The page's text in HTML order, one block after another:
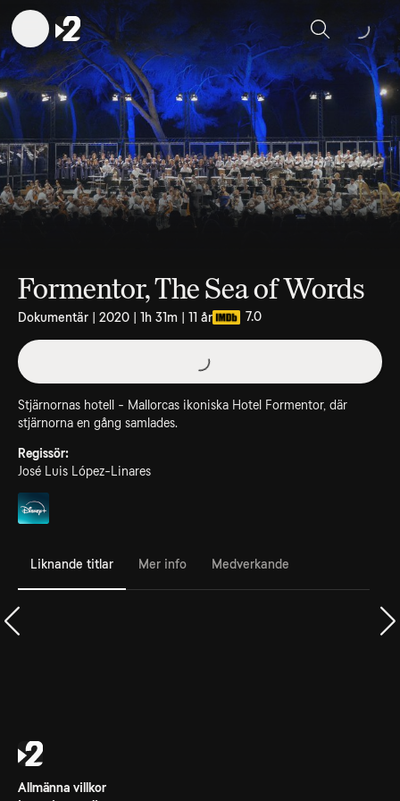
Sök
Formentor, The Sea of Words
Dokumentär | 2020 | 1h 31m | 11 år 7.0
Stjärnornas hotell - Mallorcas ikoniska Hotel Formentor, där
stjärnorna en gång samlades.
Regissör:
José Luis López-Linares
Liknande titlar Mer info Medverkande
Allmänna villkor